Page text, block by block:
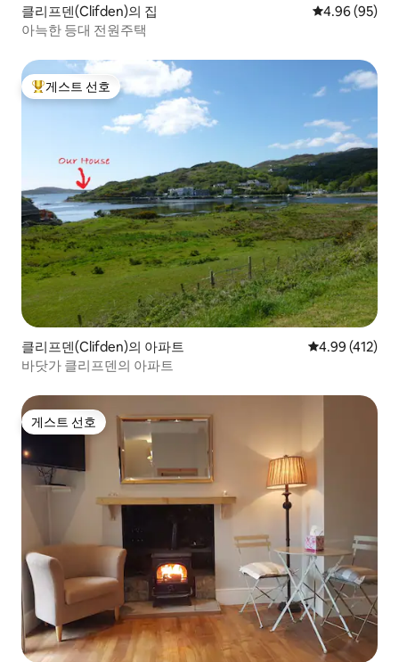
클리프덴(Clifden)의 집 평점 4.96점(5
4.96 (95)
아늑한 등대 전원주택
상위 게스트 선호
게스트 선호
클리프덴(Clifden)의 아파트 평점 4.99점(5
4.99 (412)
바닷가 클리프덴의 아파트
게스트 선호
게스트 선호